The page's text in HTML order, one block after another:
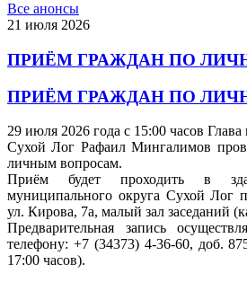
Все анонсы
21 июля 2026
ПРИЁМ ГРАЖДАН ПО
ПРИЁМ ГРАЖДАН ПО
29 июля 2026 года с 15:00 часов
Сухой Лог Рафаил Мингалимов
личным вопросам.
Приём будет проходить в
муниципального округа Сухой Лог
ул. Кирова, 7а, малый зал заседаний
Предварительная запись
телефону: +7 (34373) 4-36-60, доб.
17:00 часов).